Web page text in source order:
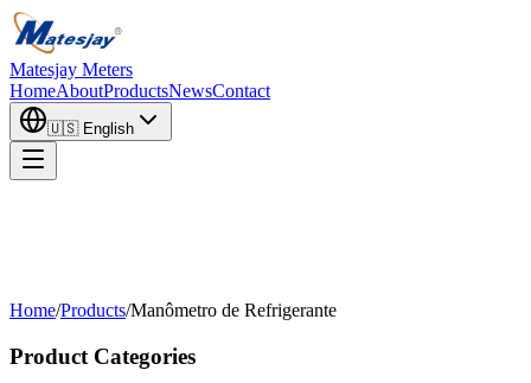
Matesjay Meters
HomeAboutProductsNewsContact
🇺🇸 English
Home/Products/Manômetro de Refrigerante
Product Categories